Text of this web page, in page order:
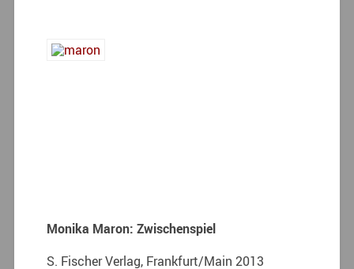
Monika Maron: Zwischenspiel
S. Fischer Verlag, Frankfurt/Main 2013